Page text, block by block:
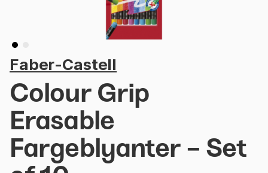
Faber-Castell
Colour Grip
Erasable
Fargeblyanter - Set